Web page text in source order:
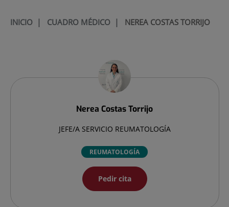
INICIO| CUADRO MÉDICO| NEREA COSTAS TORRIJO
Nerea Costas Torrijo
JEFE/A SERVICIO REUMATOLOGÍA
REUMATOLOGÍA
Pedir cita